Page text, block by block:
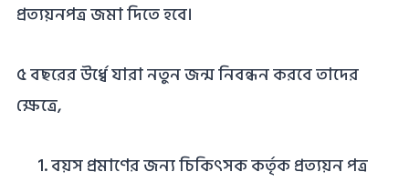
প্রত্যয়নপত্র জমা দিতে হবে।
৫ বছরের উর্ধ্বে যারা নতুন জন্ম নিবন্ধন করবে তাদের
ক্ষেত্রে,
বয়স প্রমাণের জন্য চিকিৎসক কর্তৃক প্রত্যয়ন পত্র